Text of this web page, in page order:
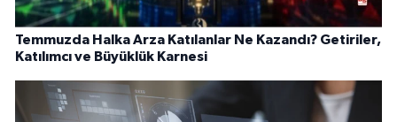
Temmuzda Halka Arza Katılanlar Ne Kazandı? Getiriler,
Katılımcı ve Büyüklük Karnesi